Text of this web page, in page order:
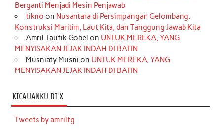
Berganti Menjadi Mesin Penjawab
tikno on Nusantara di Persimpangan Gelombang:
Konstruksi Maritim, Laut Kita, dan Tanggung Jawab Kita
Amril Taufik Gobel on UNTUK MEREKA, YANG
MENYISAKAN JEJAK INDAH DI BATIN
Musniaty Musni on UNTUK MEREKA, YANG
MENYISAKAN JEJAK INDAH DI BATIN
KICAUANKU DI X
Tweets by amriltg